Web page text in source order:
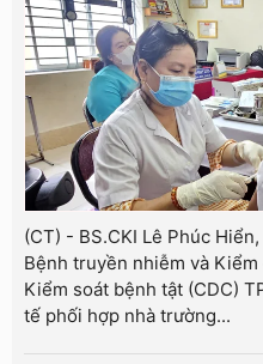
(CT) - BS.CKI Lê Phúc
Bệnh truyền nhiễm và
Kiểm soát bệnh tật (CDC)
tế phối hợp nhà trường...